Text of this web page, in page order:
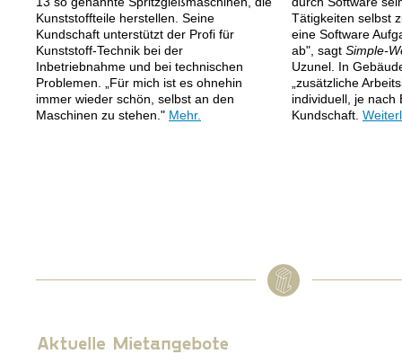
Kunststoffteile herstellen. Seine
Kundschaft unterstützt der Profi für
Kunststoff-Technik bei der
Inbetriebnahme und bei technischen
Problemen. „Für mich ist es ohnehin
immer wieder schön, selbst an den
Maschinen zu stehen." Mehr.
Tätigkeiten selbst
eine Software
ab", sagt Simple-
Uzunel. In
„zusätzliche
individuell, je nach
Kundschaft.